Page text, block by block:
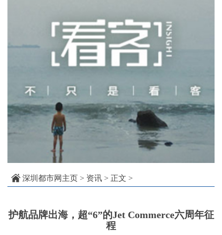
深圳都市网主页 > 资讯 > 正文 >
护航品牌出海，超“6”的Jet Commerce六周年征
程